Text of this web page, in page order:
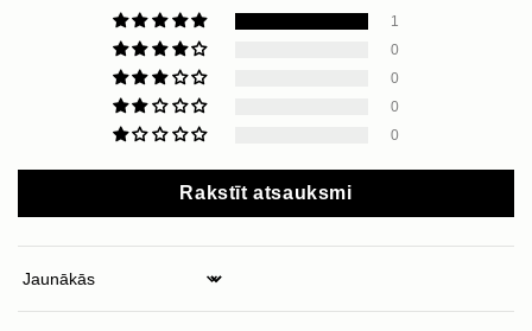
1
0
0
0
0
Rakstīt atsauksmi
Sort by